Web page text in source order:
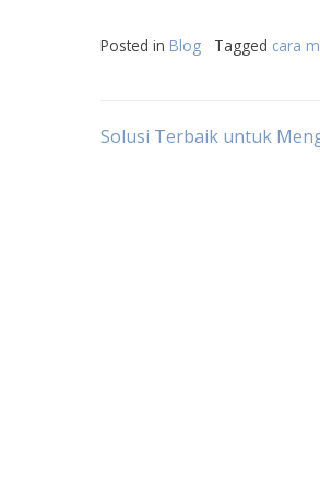
Posted in Blog Tagged cara
Post
Solusi Terbaik untuk